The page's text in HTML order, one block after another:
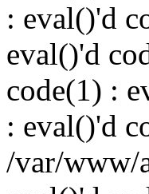
: eval()'d
eval()'d
code(1) :
: eval()'d
/var/www/